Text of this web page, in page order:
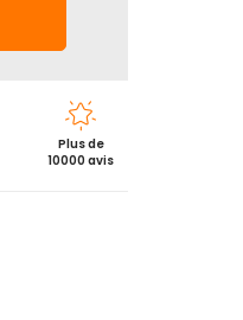
Plus de
10000 avis